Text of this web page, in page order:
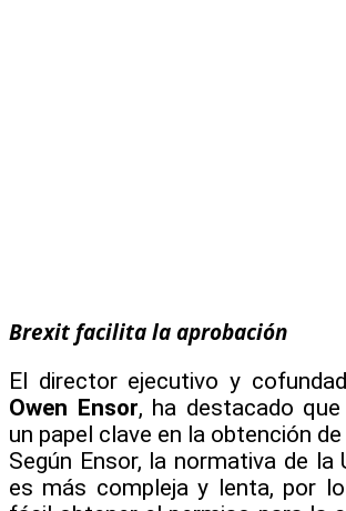
Brexit facilita la aprobación
El director ejecutivo y
Owen Ensor, ha destacado
un papel clave en la obtención
Según Ensor, la normativa de la
es más compleja y lenta, por